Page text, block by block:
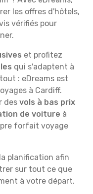
les offres d'hôtels,
vérifiés pour
et profitez
qui s'adaptent à
: eDreams est
à Cardiff.
des vols à bas prix
de voiture à
forfait voyage
planification afin
sur tout ce que
à votre départ.